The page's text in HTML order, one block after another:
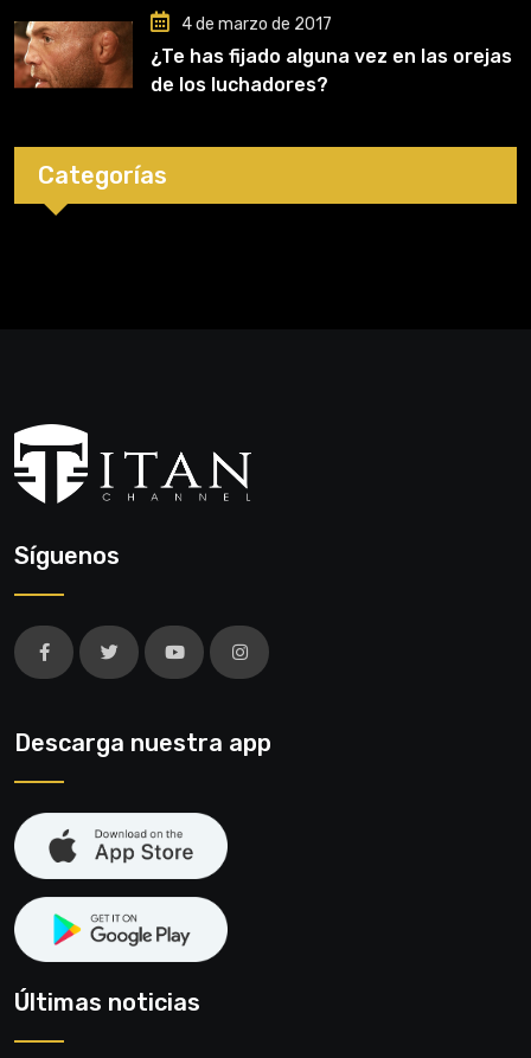
4 de marzo de 2017
¿Te has fijado alguna vez en las orejas
de los luchadores?
Categorías
Síguenos
Descarga nuestra app
Últimas noticias